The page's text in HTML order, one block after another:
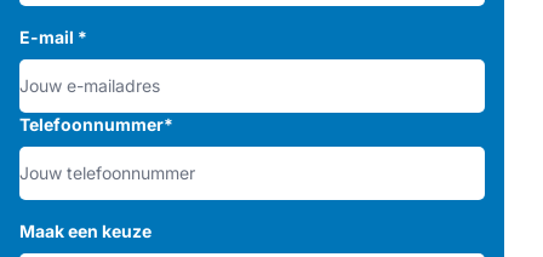
E-mail *
Telefoonnummer*
Maak een keuze